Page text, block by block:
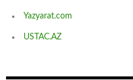
Yazyarat.com
USTAC.AZ